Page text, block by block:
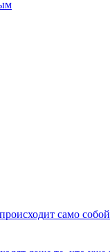
само собой